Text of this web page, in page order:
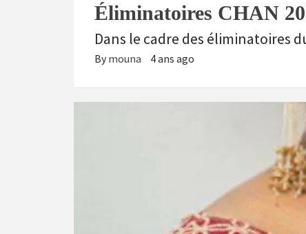
Éliminatoires CHAN
Dans le cadre des éliminatoires
By mouna 4 ans ago